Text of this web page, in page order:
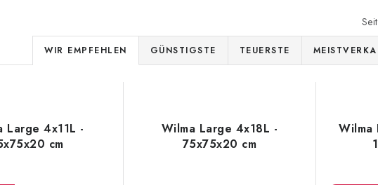
P
r
d
u
WIR EMPFEHLEN GÜNSTIGSTE TEUERSTE
Large 4x11L -
cm
Wilma Large 4x18L -
75x75x20 cm
Wilma